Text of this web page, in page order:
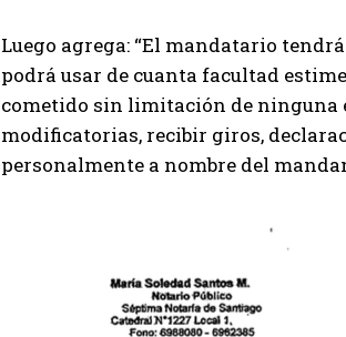
Luego agrega: “El mandatario
podrá usar de cuanta facultad
cometido sin limitación de ninguna
modificatorias, recibir giros,
personalmente a nombre del